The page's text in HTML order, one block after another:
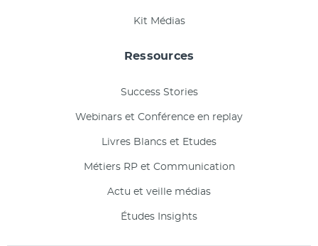
Kit Médias
Ressources
Success Stories
Webinars et Conférence en replay
Livres Blancs et Etudes
Métiers RP et Communication
Actu et veille médias
Études Insights